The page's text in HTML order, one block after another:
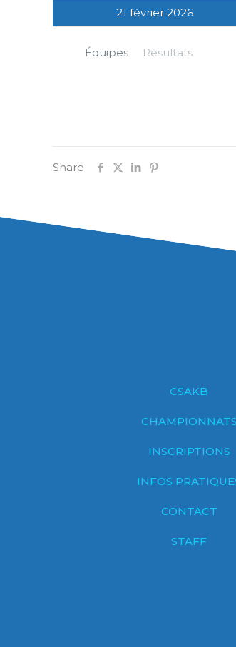
21 février 2026
Équipes Résultats
Share
CSAKB
CHAMPIONNATS
INSCRIPTIONS
INFOS
CONTACT
STAFF